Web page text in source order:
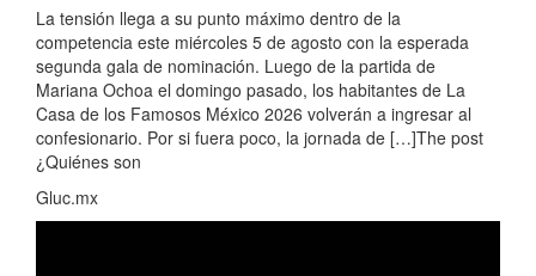
La tensión llega a su punto máximo dentro de la
competencia este miércoles 5 de agosto con la esperada
segunda gala de nominación. Luego de la partida de
Mariana Ochoa el domingo pasado, los habitantes de La
Casa de los Famosos México 2026 volverán a ingresar al
confesionario. Por si fuera poco, la jornada de […]The post
¿Quiénes son
Gluc.mx